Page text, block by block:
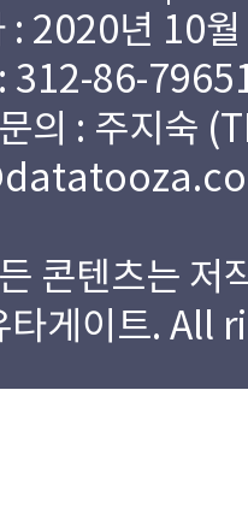
2020년 10
312-86-
의 : 주지숙
콘텐츠는 저
게이트. All